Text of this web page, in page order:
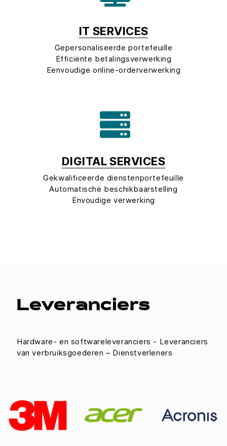
IT SERVICES
Gepersonaliseerde portefeuille
Efficiënte betalingsverwerking
Eenvoudige online-orderverwerking
DIGITAL SERVICES
Gekwalificeerde dienstenportefeuille
Automatische beschikbaarstelling
Envoudige verwerking
Leveranciers
Hardware- en softwareleveranciers - Leveranciers
van verbruiksgoederen – Dienstverleners